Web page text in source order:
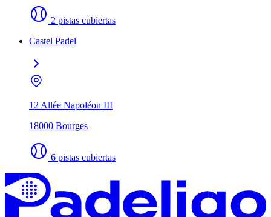
2 pistas cubiertas
Castel Padel
12 Allée Napoléon III
18000 Bourges
6 pistas cubiertas